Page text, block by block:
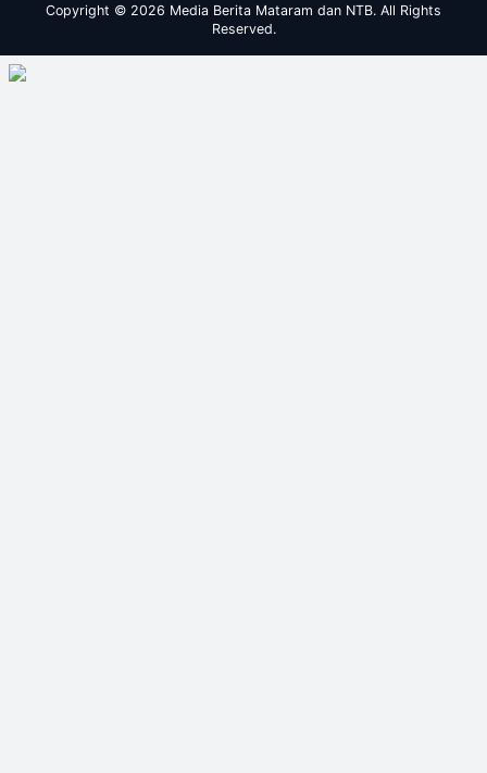
Copyright © 2026 Media Berita Mataram dan NTB. All Rights
Reserved.